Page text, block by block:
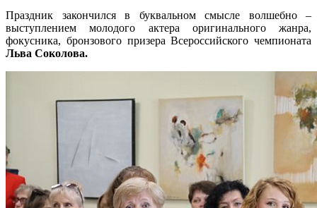
Праздник закончился в буквальном смысле волшебно –
выступлением молодого актера оригинального жанра,
фокусника, бронзового призера Всероссийского чемпионата
Льва Соколова.